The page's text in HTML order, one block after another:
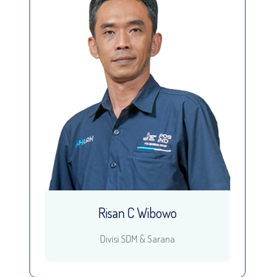
Risan C Wibowo
Divisi SDM & Sarana